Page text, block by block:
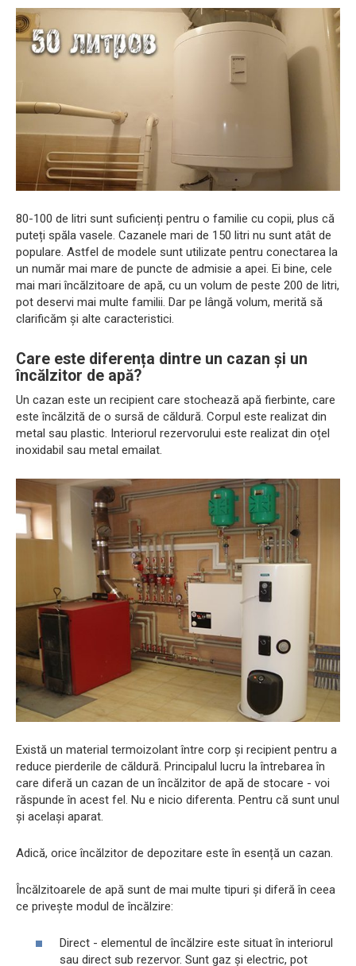
80-100 de litri sunt suficienți pentru o familie cu copii, plus că
puteți spăla vasele. Cazanele mari de 150 litri nu sunt atât de
populare. Astfel de modele sunt utilizate pentru conectarea la
un număr mai mare de puncte de admisie a apei. Ei bine, cele
mai mari încălzitoare de apă, cu un volum de peste 200 de litri,
pot deservi mai multe familii. Dar pe lângă volum, merită să
clarificăm și alte caracteristici.
Care este diferența dintre un cazan și un
încălzitor de apă?
Un cazan este un recipient care stochează apă fierbinte, care
este încălzită de o sursă de căldură. Corpul este realizat din
metal sau plastic. Interiorul rezervorului este realizat din oțel
inoxidabil sau metal emailat.
Există un material termoizolant între corp și recipient pentru a
reduce pierderile de căldură. Principalul lucru la întrebarea în
care diferă un cazan de un încălzitor de apă de stocare - voi
răspunde în acest fel. Nu e nicio diferenta. Pentru că sunt unul
și același aparat.
Adică, orice încălzitor de depozitare este în esență un cazan.
Încălzitoarele de apă sunt de mai multe tipuri și diferă în ceea
ce privește modul de încălzire:
Direct - elementul de încălzire este situat în interiorul
sau direct sub rezervor. Sunt gaz și electric, pot